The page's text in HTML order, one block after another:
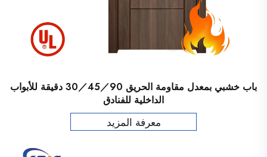
باب خشبي بمعدل مقاومة الحريق 30／45／90 دقيقة للأبواب
الداخلية للفنادق
معرفة المزيد